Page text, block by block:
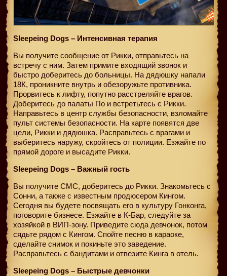
Sleepeing Dogs – Интенсивная терапия
Вы получите сообщение от Рикки, отправьтесь на
встречу с ним. Затем примите входящий звонок и
быстро доберитесь до больницы. На дядюшку напали
18К, проникните внутрь и обезоружьте противника.
Прорвитесь к лифту, попутно расстреляйте врагов.
Доберитесь до палаты По и встретьтесь с Рикки.
Направьтесь в центр службы безопасности, взломайте
пульт системы безопасности. На карте появятся две
цели, Рикки и дядюшка. Расправьтесь с врагами и
выберитесь наружу, скройтесь от полиции. Езжайте по
прямой дороге и высадите Рикки.
Sleepeing Dogs – Важный гость
Вы получите СМС, доберитесь до Рикки. Знакомьтесь с
Сонни, а также с известным продюсером Кингом.
Сегодня вы будете посвящать его в культуру Гонконга,
поговорите бизнесе. Езжайте в К-Бар, следуйте за
хозяйкой в ВИП-зону. Приведите сюда девчонок, потом
сядьте рядом с Кингом. Спойте песню в караоке,
сделайте снимок и покиньте это заведение.
Расправьтесь с бандитами и отвезите Кинга в отель.
Sleepeing Dogs – Быстрые девчонки